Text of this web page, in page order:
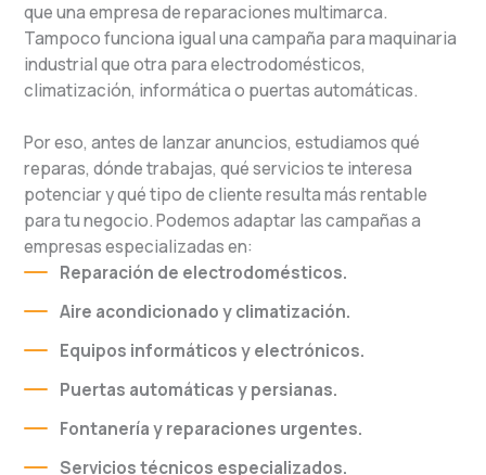
que una empresa de reparaciones multimarca.
Tampoco funciona igual una campaña para maquinaria
industrial que otra para electrodomésticos,
climatización, informática o puertas automáticas.
Por eso, antes de lanzar anuncios, estudiamos qué
reparas, dónde trabajas, qué servicios te interesa
potenciar y qué tipo de cliente resulta más rentable
para tu negocio. Podemos adaptar las campañas a
empresas especializadas en:
Reparación de electrodomésticos.
Aire acondicionado y climatización.
Equipos informáticos y electrónicos.
Puertas automáticas y persianas.
Fontanería y reparaciones urgentes.
Servicios técnicos especializados.